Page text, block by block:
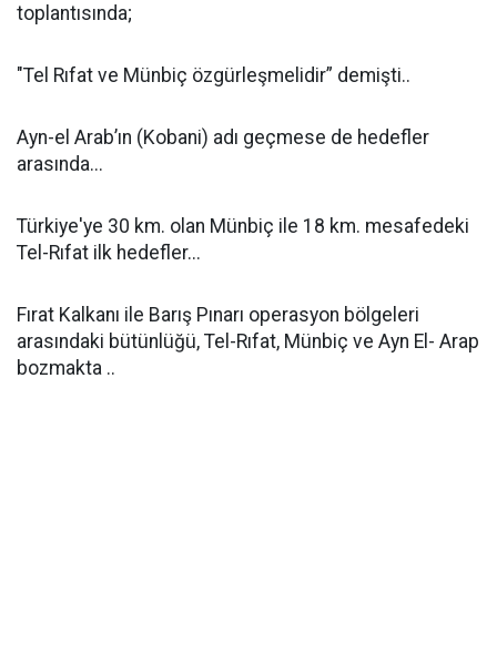
toplantısında;
"Tel Rıfat ve Münbiç özgürleşmelidir” demişti..
Ayn-el Arab’ın (Kobani) adı geçmese de hedefler
arasında...
Türkiye'ye 30 km. olan Münbiç ile 18 km. mesafedeki
Tel-Rıfat ilk hedefler...
Fırat Kalkanı ile Barış Pınarı operasyon bölgeleri
arasındaki bütünlüğü, Tel-Rıfat, Münbiç ve Ayn El- Arap
bozmakta ..